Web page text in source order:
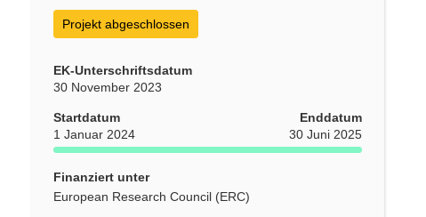
Projekt abgeschlossen
EK-Unterschriftsdatum
30 November 2023
Startdatum
1 Januar 2024
Enddatum
30 Juni 2025
Finanziert unter
European Research Council (ERC)